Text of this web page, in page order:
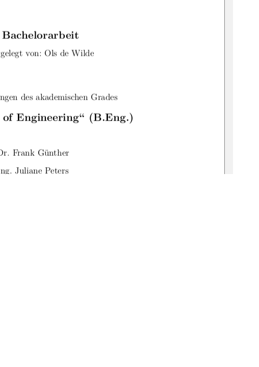
Bachelorarbeit
von: Ols de Wilde
des akademischen Grades
of Engineering“ (B.Eng.)
Frank Günther
Juliane Peters